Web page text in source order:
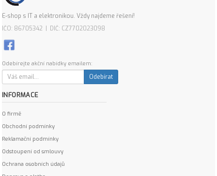
E-shop s IT a elektronikou. Vždy najdeme řešení!
IČO: 86705342 | DIČ: CZ7702023098
Odebírejte akční nabídky emailem:
Odebírat
INFORMACE
O firmě
Obchodní podmínky
Reklamační podmínky
Odstoupení od smlouvy
Ochrana osobních údajů